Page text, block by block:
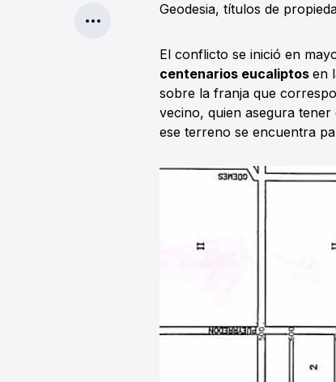
Geodesia, títulos de
El conflicto se inició en
centenarios eucaliptos en
sobre la franja que
vecino, quien asegura
ese terreno se encuentra